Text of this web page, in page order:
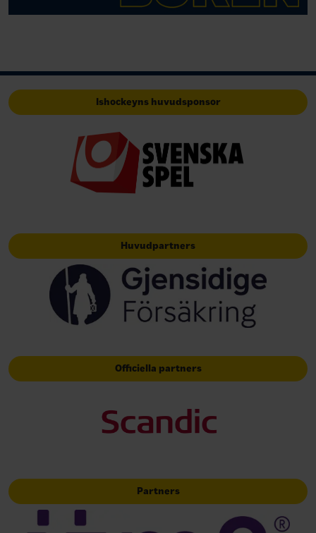
Ishockeyns huvudsponsor
Huvudpartners
Officiella partners
Partners